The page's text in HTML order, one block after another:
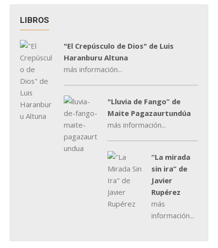
LIBROS
"El Crepúsculo de Dios" de Luis
Haranburu Altuna
más información...
"Lluvia de Fango” de
Maite Pagazaurtundúa
más información...
“La mirada
sin ira” de
Javier
Rupérez
más
información...